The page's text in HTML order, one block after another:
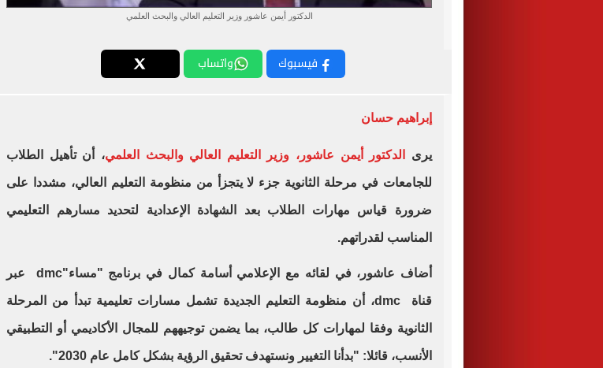
الدكتور أيمن عاشور وزير التعليم العالي والبحث العلمي
فيسبوك واتساب
إبراهيم حسان
يرى الدكتور أيمن عاشور، وزير التعليم العالي والبحث العلمي، أن تأهيل الطلاب
للجامعات في مرحلة الثانوية جزء لا يتجزأ من منظومة التعليم العالي، مشددا على
ضرورة قياس مهارات الطلاب بعد الشهادة الإعدادية لتحديد مسارهم التعليمي
المناسب لقدراتهم.
أضاف عاشور، في لقائه مع الإعلامي أسامة كمال في برنامج "مساء"dmc عبر
قناة dmc، أن منظومة التعليم الجديدة تشمل مسارات تعليمية تبدأ من المرحلة
الثانوية وفقا لمهارات كل طالب، بما يضمن توجيههم للمجال الأكاديمي أو التطبيقي
الأنسب، قائلا: "بدأنا التغيير ونستهدف تحقيق الرؤية بشكل كامل عام 2030".